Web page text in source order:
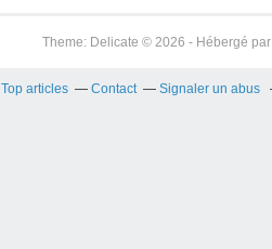
Theme: Delicate © 2026 - Hébergé par
Top articles Contact Signaler un abus